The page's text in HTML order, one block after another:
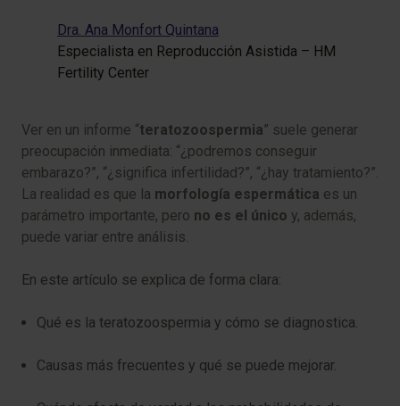
Dra. Ana Monfort Quintana
Especialista en Reproducción Asistida – HM
Fertility Center
Ver en un informe “teratozoospermia” suele generar
preocupación inmediata: “¿podremos conseguir
embarazo?”, “¿significa infertilidad?”, “¿hay tratamiento?”.
La realidad es que la morfología espermática es un
parámetro importante, pero no es el único y, además,
puede variar entre análisis.
En este artículo se explica de forma clara:
Qué es la teratozoospermia y cómo se diagnostica.
Causas más frecuentes y qué se puede mejorar.